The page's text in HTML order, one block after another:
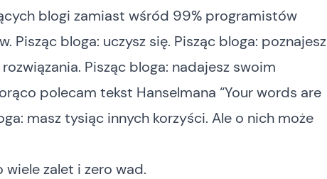
blogi zamiast wśród 99% programistów
Pisząc bloga: uczysz się. Pisząc bloga: poznajesz
Pisząc bloga: nadajesz swoim
polecam tekst Hanselmana “Your words are
masz tysiąc innych korzyści. Ale o nich może
zalet i zero wad.